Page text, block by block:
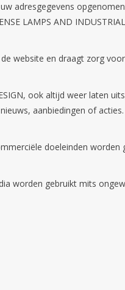
adresgegevens
LAMPS AND
website en draagt zorg
ook altijd weer laten
aanbiedingen of acties.
doeleinden
worden gebruikt mits